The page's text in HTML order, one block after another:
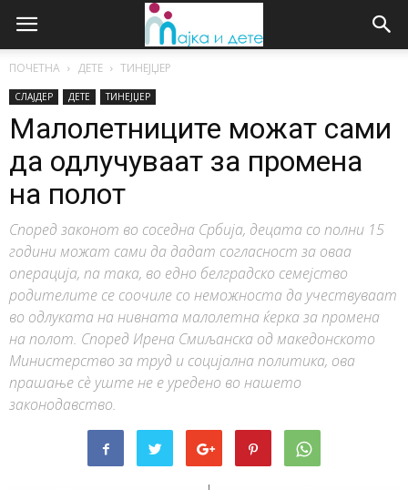
ПОЧЕТНА ДЕТЕ ТИНЕЈЏЕР
СЛАЈДЕР ДЕТЕ ТИНЕЈЏЕР
Малолетниците можат сами
да одлучуваат за промена
на полот
Според законот во соседна Србија, децата со полни 15
години можат сами да дадат согласност за оваа
операција, па така, во едно белградско семејство
родителите се соочиле со неможноста да учествуваат
во одлуката на нивната малолетна ќерка за промена
на полот. Според Ирена Смиљанска од македонското
Министерство за труд и социјална политика, ова
прашање сѐ уште не е уредено во нашето
законодавство.